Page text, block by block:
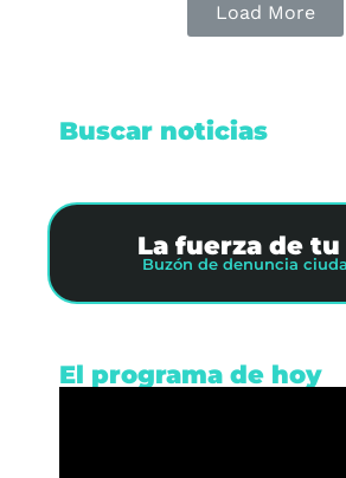
Load More
Buscar noticias
La fuerza de tu
Buzón de denuncia
El programa de hoy